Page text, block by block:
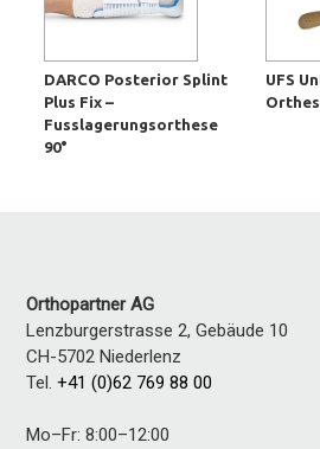
DARCO Posterior Splint
Plus Fix –
Fusslagerungsorthese
90°
UFS
Orthopartner AG
Lenzburgerstrasse 2, Gebäude 10
CH-5702 Niederlenz
Tel.+41 (0)62 769 88 00
Mo–Fr: 8:00–12:00